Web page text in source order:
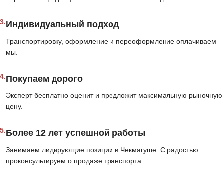
3.Индивидуальный подход
Транспортировку, оформление и переоформление оплачиваем
мы.
4.Покупаем дорого
Эксперт бесплатно оценит и предложит максимальную рыночную
цену.
5.Более 12 лет успешной работы
Занимаем лидирующие позиции в Чекмагуше. С радостью
проконсультируем о продаже транспорта.